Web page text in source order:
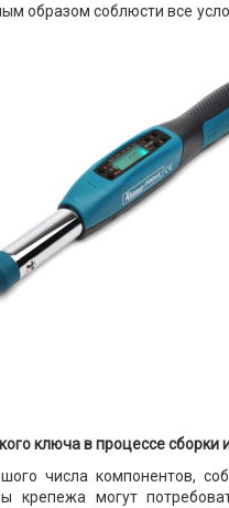
образом соблюсти все
ключа в процессе сборки
числа компонентов,
крепежа могут